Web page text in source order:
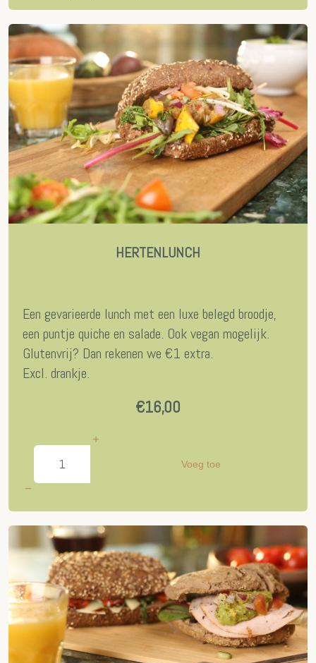
HERTENLUNCH
Een gevarieerde lunch met een luxe belegd broodje,
een puntje quiche en salade. Ook vegan mogelijk.
Glutenvrij? Dan rekenen we €1 extra.
Excl. drankje.
€16,00
Voeg toe